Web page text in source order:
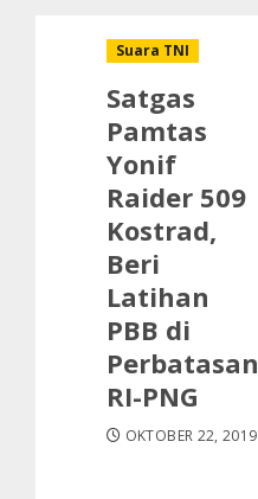
Suara TNI
Satgas
Pamtas
Yonif
Raider 509
Kostrad,
Beri
Latihan
PBB di
Perbatasan
RI-PNG
OKTOBER 22, 2019